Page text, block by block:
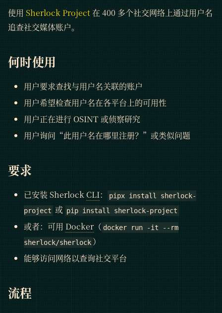
使用 Sherlock Project在 400 多个社交网络上通过用户名
追查社交媒体账户。
何时使用
用户要求查找与用户名关联的账户
用户希望检查用户名在各平台上的可用性
用户正在进行 OSINT 或侦察研究
用户询问“此用户名在哪里注册？”或类似问题
要求
已安装 Sherlock CLI：
pipx install sherlock-
project 或 pip install sherlock-project
或者：可用 Docker（ docker run -it --rm
sherlock/sherlock ）
能够访问网络以查询社交平台
流程